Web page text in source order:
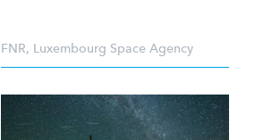
FNR, Luxembourg Space Agency